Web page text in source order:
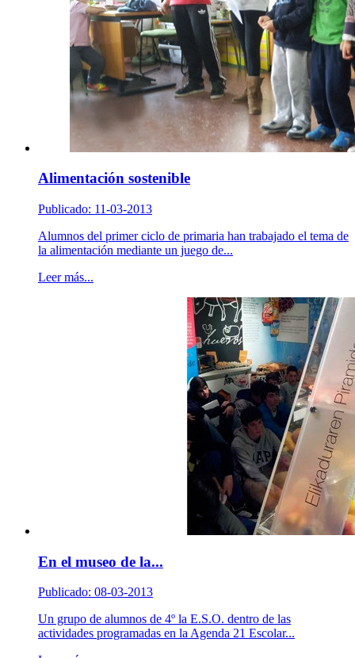
Alimentación sostenible
Publicado: 11-03-2013
Alumnos del primer ciclo de primaria han trabajado el tema de
la alimentación mediante un juego de...
Leer más...
En el museo de la...
Publicado: 08-03-2013
Un grupo de alumnos de 4º la E.S.O. dentro de las
actividades programadas en la Agenda 21 Escolar...